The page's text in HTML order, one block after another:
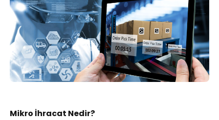
Mikro İhracat Nedir?